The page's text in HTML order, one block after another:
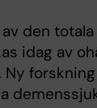
den
idag av
Ny